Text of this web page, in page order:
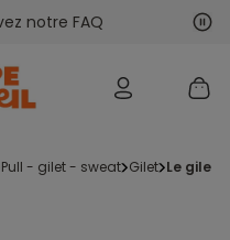
notre FAQ
pull - gilet - sweat gilet le gilet